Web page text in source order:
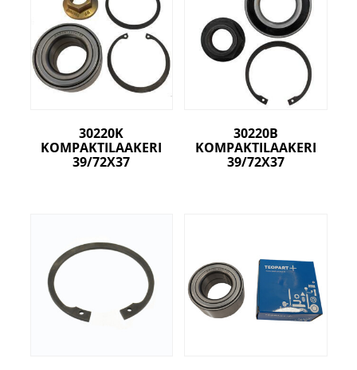
30220K
KOMPAKTILAAKERI
39/72X37
30220B
KOMPAKTILAAKERI
39/72X37